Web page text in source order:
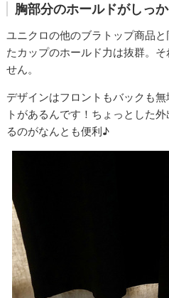
胸部分のホールドがしっ
ユニクロの他のブラトップ商品
たカップのホールド力は抜群。
せん。
デザインはフロントもバックも
トがあるんです！ちょっとした
るのがなんとも便利♪